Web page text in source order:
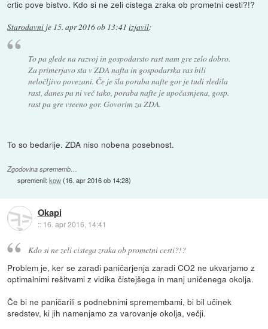
crtic pove bistvo. Kdo si ne zeli cistega zraka ob prometni cesti?!?
Starodavni je 15. apr 2016 ob 13:41 izjavil:
To pa glede na razvoj in gospodarsto rast nam gre zelo dobro.
Za primerjavo sta v ZDA nafta in gospodarska ras bili
neločljivo povezani. Če je šla poraba nafte gor je tudi sledila
rast, danes pa ni več tako, poraba nafte je upočasnjena, gosp.
rast pa gre vseeno gor. Govorim za ZDA.
To so bedarije. ZDA niso nobena posebnost.
Zgodovina sprememb…
spremenil:kow(16. apr 2016 ob 14:28)
Okapi
:: 16. apr 2016, 14:41
Kdo si ne zeli cistega zraka ob prometni cesti?!?
Problem je, ker se zaradi paničarjenja zaradi CO2 ne ukvarjamo z
optimalnimi rešitvami z vidika čistejšega in manj uničenega okolja.
Če bi ne paničarili s podnebnimi spremembami, bi bil učinek
sredstev, ki jih namenjamo za varovanje okolja, večji.